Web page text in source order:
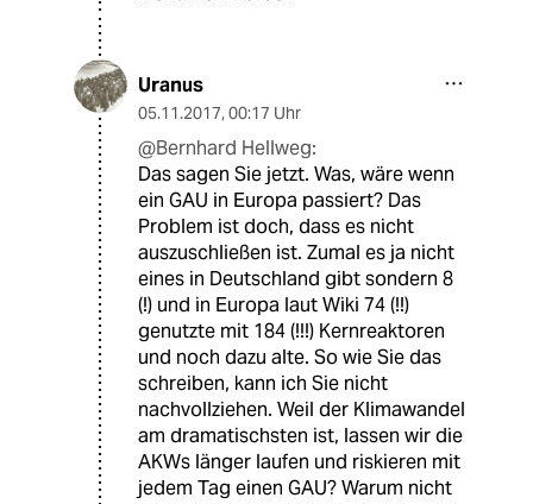
Uranus
05.11.2017, 00:17 Uhr
@Bernhard Hellweg:
Das sagen Sie jetzt. Was, wäre wenn
ein GAU in Europa passiert? Das
Problem ist doch, dass es nicht
auszuschließen ist. Zumal es ja nicht
eines in Deutschland gibt sondern 8
(!) und in Europa laut Wiki 74 (!!)
genutzte mit 184 (!!!) Kernreaktoren
und noch dazu alte. So wie Sie das
schreiben, kann ich Sie nicht
nachvollziehen. Weil der Klimawandel
am dramatischsten ist, lassen wir die
AKWs länger laufen und riskieren mit
jedem Tag einen GAU? Warum nicht